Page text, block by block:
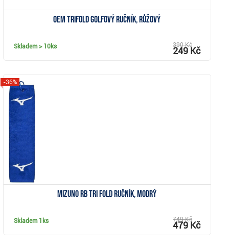
OEM TriFold golfový ručník, růžový
Skladem> 10ks 390 Kč
249 Kč
Mizuno RB Tri Fold ručník, modrý
-36%
Skladem 1ks 749 Kč
479 Kč